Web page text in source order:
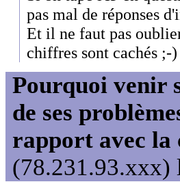
pas mal de réponses
Et il ne faut pas
chiffres sont cachés ;-)
Pourquoi venir
de ses
rapport avec la
(78.231.93.xxx)